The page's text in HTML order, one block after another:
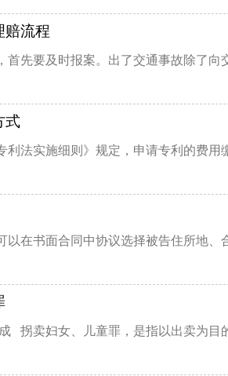
赔流程
先要及时报案。出了交通事故除了向
式
利法实施细则》规定，申请专利的费
以在书面合同中协议选择被告住所地
拐卖妇女、儿童罪，是指以出卖为目